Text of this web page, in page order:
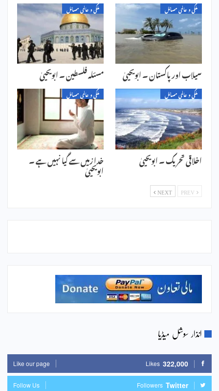
ملکی و عالمی مسائل
سیلاب اور پاکستان ۔ ابویحییٰ
ملکی و عالمی مسائل
مسئلہ فلسطین ۔ ابویحییٰ
ملکی و عالمی مسائل
اخلاقی تحریک ۔ ابویحییٰ
ملکی و عالمی مسائل
خدا زمیں سے گیا نہیں ہے ۔
ابویحییٰ
NEXT
انذار سوشل میڈیا
322,000
Likes
Like our page
Twitter
Followers
Follow Us